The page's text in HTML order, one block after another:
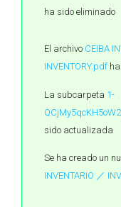
ha sido eliminado
El archivo CEIBA
INVENTORY.pdf
La subcarpeta 1-
sido actualizada
Se ha creado un
INVENTARIO ／